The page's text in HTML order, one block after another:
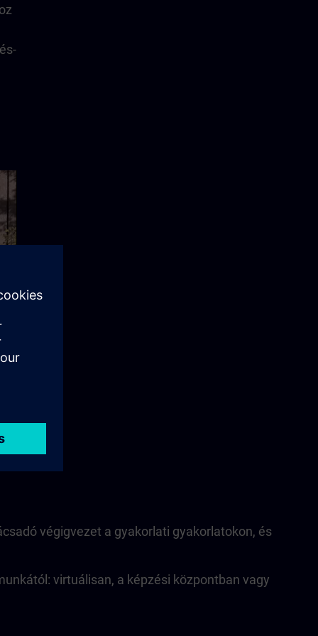
végigvezet a gyakorlati gyakorlatokon, és
virtuálisan, a képzési központban vagy